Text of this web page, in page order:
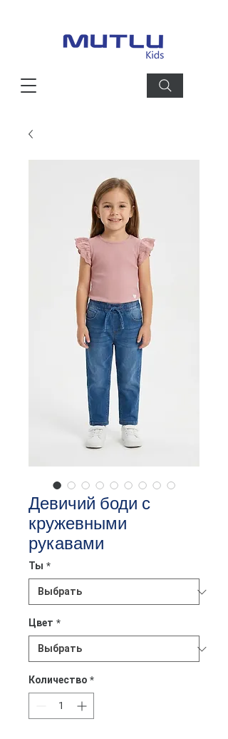
Девичий боди с
кружевными
рукавами
Ты *
Цвет *
Количество *